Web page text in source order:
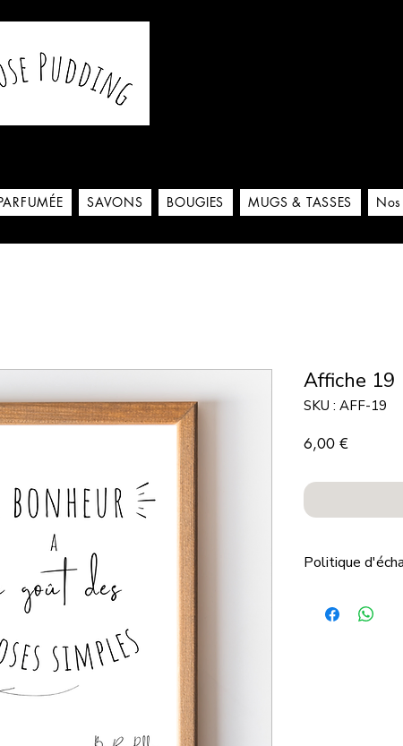
De notre atelier à
SAVONS BOUGIES MUGS & TASSES Nos
Affiche 19
SKU : AFF-19
6,00 €
Politique
à la demande